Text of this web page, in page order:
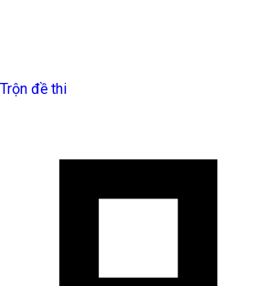
Trộn đề thi